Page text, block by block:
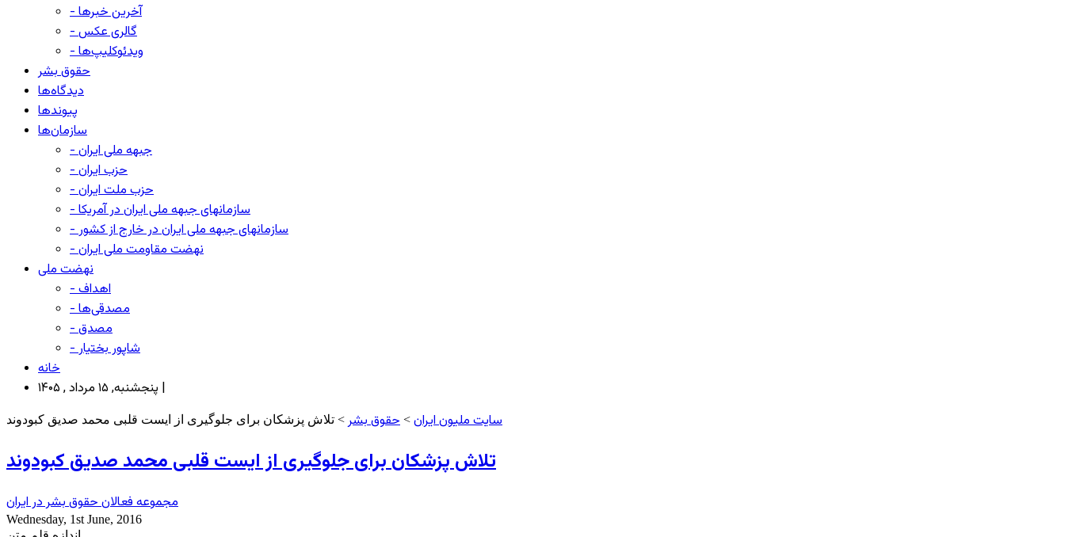
- آخرین خبرها
- گالری عکس
- ویدئوکلیپ‌ها
حقوق بشر
دیدگاه‌ها
پیوندها
سازمان‌ها
- جبهه ملی ایران
- حزب ایران
- حزب ملت ایران
- سازمانهای جبهه ملی ایران در آمریکا
- سازمانهای جبهه ملی ایران در خارج از کشور
- نهضت مقاومت ملی ایران
نهضت ملی
- اهداف
- مصدقی‌ها
- مصدق
- شاپور بختیار
خانه
پنجشنبه, ۱۵ مرداد , ۱۴۰۵ |
سایت ملیون ایران > حقوق بشر > تلاش پزشکان برای جلوگیری از ایست قلبی محمد صدیق کبودوند
تلاش پزشکان برای جلوگیری از ایست قلبی محمد صدیق کبودوند
مجموعه فعالان حقوق بشر در ایران
Wednesday, 1st June, 2016